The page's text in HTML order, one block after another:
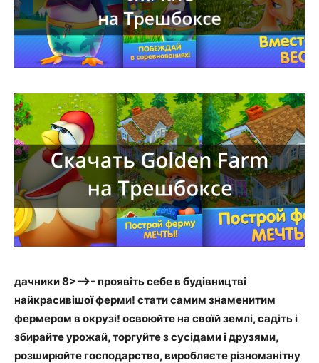
дачники 8>—>- проявіть себе в будівництві
найкрасивішої ферми! стати самим знаменитим
фермером в окрузі! освоюйте на своїй землі, садіть і
збирайте урожай, торгуйте з сусідами і друзями,
розширюйте господарство, виробляєте різноманітну